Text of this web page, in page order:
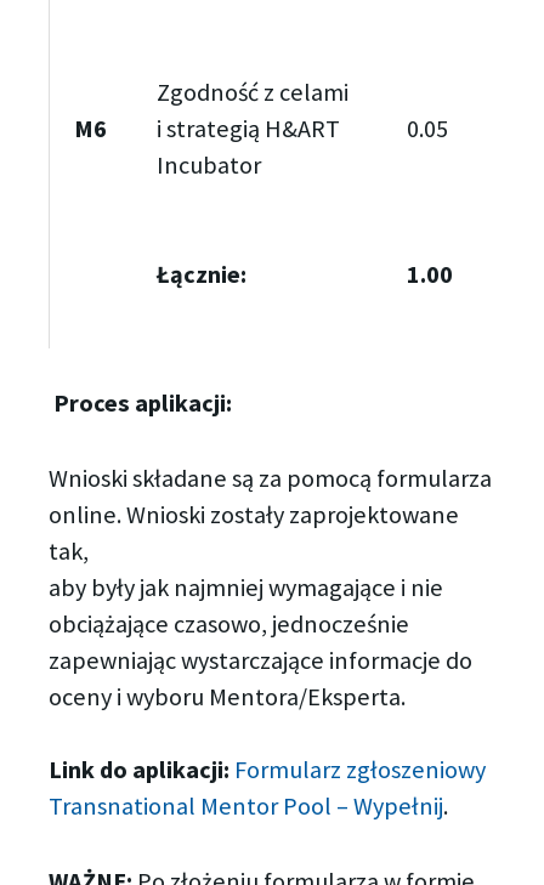
M6
Zgodność z celami
i strategią H&ART
Incubator
0.05
Łącznie: 1.00
Proces aplikacji:
Wnioski składane są za pomocą formularza
online. Wnioski zostały zaprojektowane
tak,
aby były jak najmniej wymagające i nie
obciążające czasowo, jednocześnie
zapewniając wystarczające informacje do
oceny i wyboru Mentora/Eksperta.
Link do aplikacji: Formularz zgłoszeniowy
Transnational Mentor Pool – Wypełnij.